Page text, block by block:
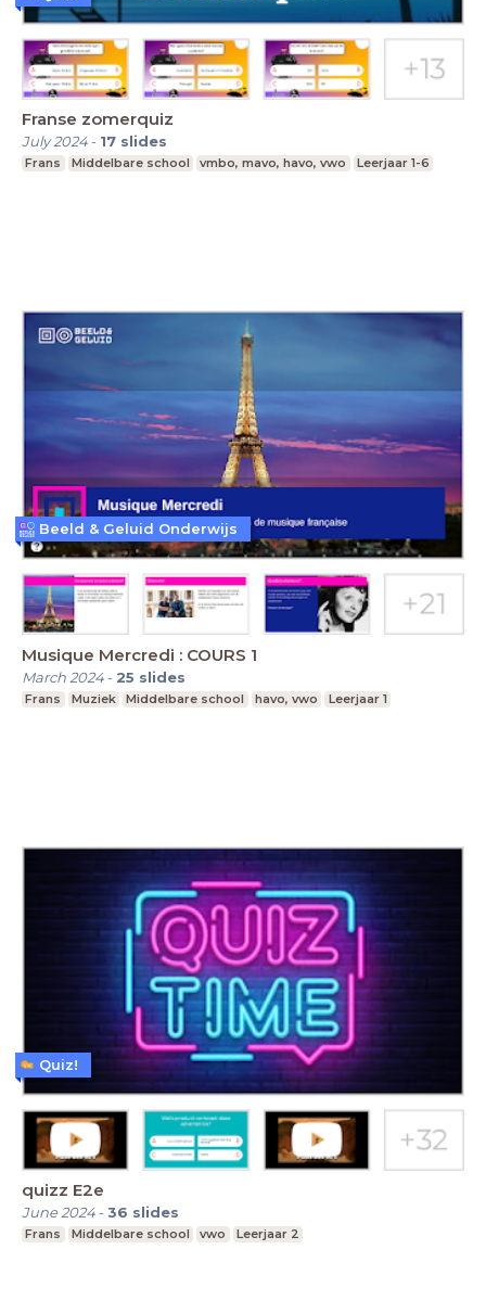
Franse zomerquiz
July 2024- 17 slides
Frans Middelbare school vmbo, mavo, havo, vwo Leerjaar 1-6
Musique Mercredi : COURS 1
March 2024- 25 slides
Frans Muziek Middelbare school havo, vwo Leerjaar 1
Beeld & Geluid Onderwijs
quizz E2e
June 2024-36 slides
Frans Middelbare school vwo Leerjaar 2
Quiz!